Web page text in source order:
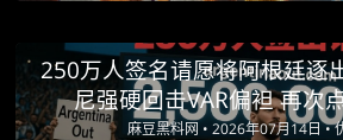
250万人签名请愿将阿根廷逐
尼强硬回击VAR偏袒 再次
麻豆黑料网 • 2026年07月14日 •